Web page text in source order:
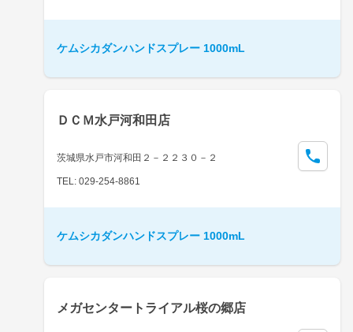
ケムシカダンハンドスプレー 1000mL
ＤＣＭ水戸河和田店
茨城県水戸市河和田２－２２３０－２
TEL: 029-254-8861
ケムシカダンハンドスプレー 1000mL
メガセンタートライアル桜の郷店